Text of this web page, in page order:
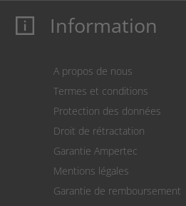
Mon compte
Paiement
Le calculateur des frais de port
Paramètres des cookies
Information
A propos de nous
Termes et conditions
Protection des données
Droit de rétractation
Garantie Ampertec
Mentions légales
Garantie de remboursement